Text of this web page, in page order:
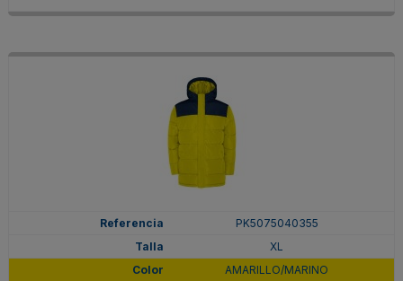
PK5075040355
XL
AMARILLO/MARINO